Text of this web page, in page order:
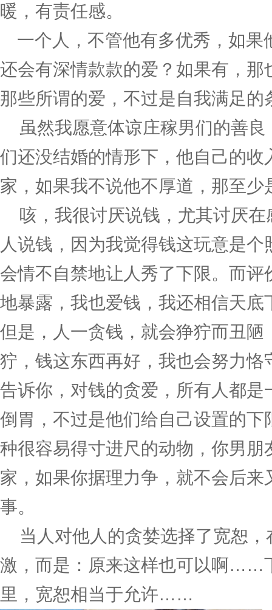
暖，有责任感。
一个人，不管他有多优秀，如果
还会有深情款款的爱？如果有，
那些所谓的爱，不过是自我满足的
虽然我愿意体谅庄稼男们的善良
们还没结婚的情形下，他自己的
家，如果我不说他不厚道，那至
咳，我很讨厌说钱，尤其讨厌在
人说钱，因为我觉得钱这玩意是
会情不自禁地让人秀了下限。而
地暴露，我也爱钱，我还相信天
但是，人一贪钱，就会狰狞而丑
狞，钱这东西再好，我也会努力
告诉你，对钱的贪爱，所有人都
倒胃，不过是他们给自己设置的
种很容易得寸进尺的动物，你男
家，如果你据理力争，就不会后
事。
当人对他人的贪婪选择了宽恕，
激，而是：原来这样也可以啊……
里，宽恕相当于允许……